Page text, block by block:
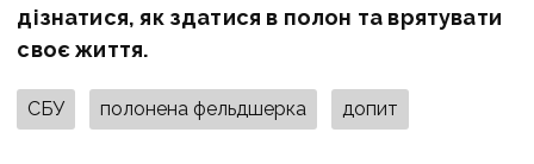
дізнатися, як здатися в полон та врятувати
своє життя.
СБУ полонена фельдшерка допит